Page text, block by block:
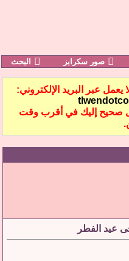
صور سكرابز البحث
عبر البريد الإلكتروني:
صحيح إليك في أقرب وقت
عيد الفطر